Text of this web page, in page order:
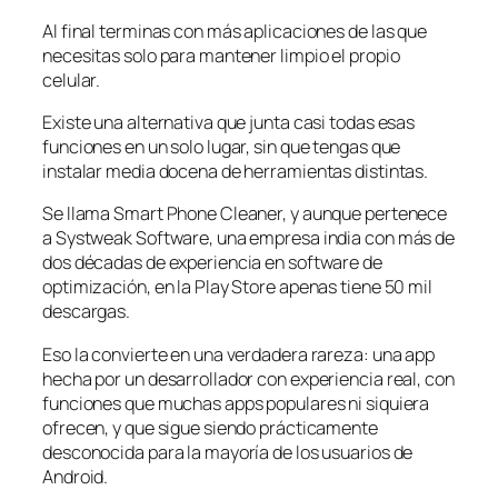
Al final terminas con más aplicaciones de las que
necesitas solo para mantener limpio el propio
celular.
Existe una alternativa que junta casi todas esas
funciones en un solo lugar, sin que tengas que
instalar media docena de herramientas distintas.
Se llama Smart Phone Cleaner, y aunque pertenece
a Systweak Software, una empresa india con más de
dos décadas de experiencia en software de
optimización, en la Play Store apenas tiene 50 mil
descargas.
Eso la convierte en una verdadera rareza: una app
hecha por un desarrollador con experiencia real, con
funciones que muchas apps populares ni siquiera
ofrecen, y que sigue siendo prácticamente
desconocida para la mayoría de los usuarios de
Android.